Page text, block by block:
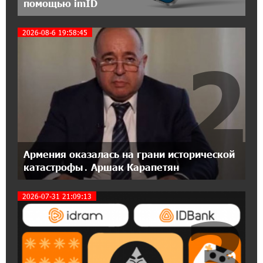
День благодарности клиентам в Ванадзоре:
IDBank
17:07:36 11-07-2026
Пашинян замотивирован уничтожить
Армению․ Аршак Карапетян
14:27:40 11-07-2026
«Мой лес Армения» — бенефициар
инициативы «Сила одного драма» в июле
12:56:04 11-07-2026
Станьте акционером Юнибанка и
воспользуйтесь выгодным инвестиционным
предложением
помощью imID
2026-08-6 19:58:45
Армения оказалась на грани исторической
катастрофы․ Аршак Карапетян
2
2026-07-31 21:09:13